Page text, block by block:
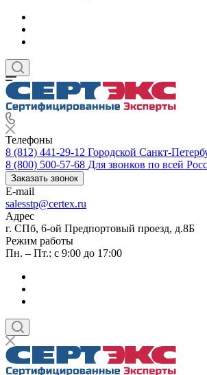
Телефоны
8 (812) 441-29-12 Городской Санкт-
8 (800) 500-57-68 Для звонков по всей
Заказать звонок
E-mail
salesstp@certex.ru
Адрес
г. СПб, 6-ой Предпортовый проезд, д.8Б
Режим работы
Пн. – Пт.: с 9:00 до 17:00